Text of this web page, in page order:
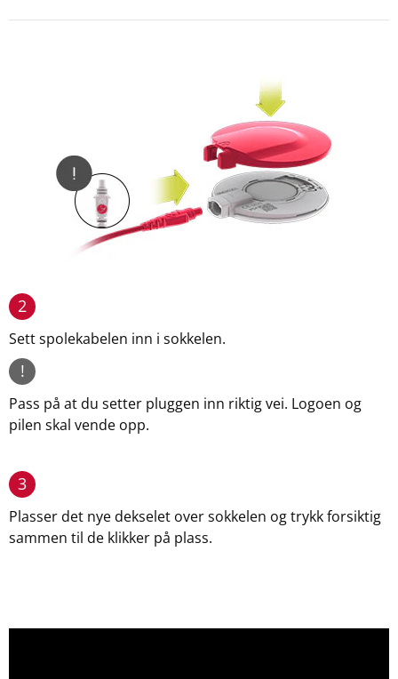
2
Sett spolekabelen inn i sokkelen.
!
Pass på at du setter pluggen inn riktig vei. Logoen og
pilen skal vende opp.
3
Plasser det nye dekselet over sokkelen og trykk forsiktig
sammen til de klikker på plass.